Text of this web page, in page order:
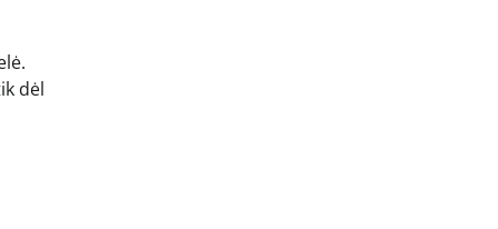
dėl